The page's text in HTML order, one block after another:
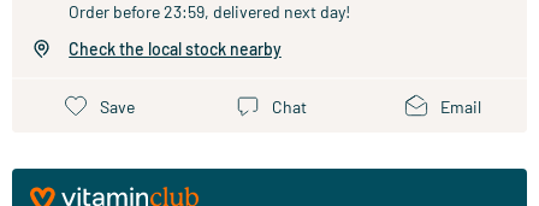
Order before 23:59, delivered next day!
Check the local stock nearby
Save Chat Email